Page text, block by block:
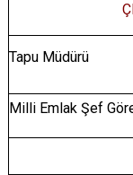
Tapu
Milli Emlak Şef